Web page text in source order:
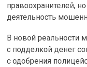
правоохранителей,
деятельность
В новой реальности
с подделкой денег
с одобрения